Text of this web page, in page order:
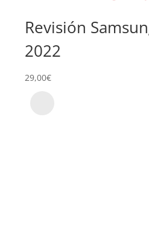
Revisión
2022
29,00€